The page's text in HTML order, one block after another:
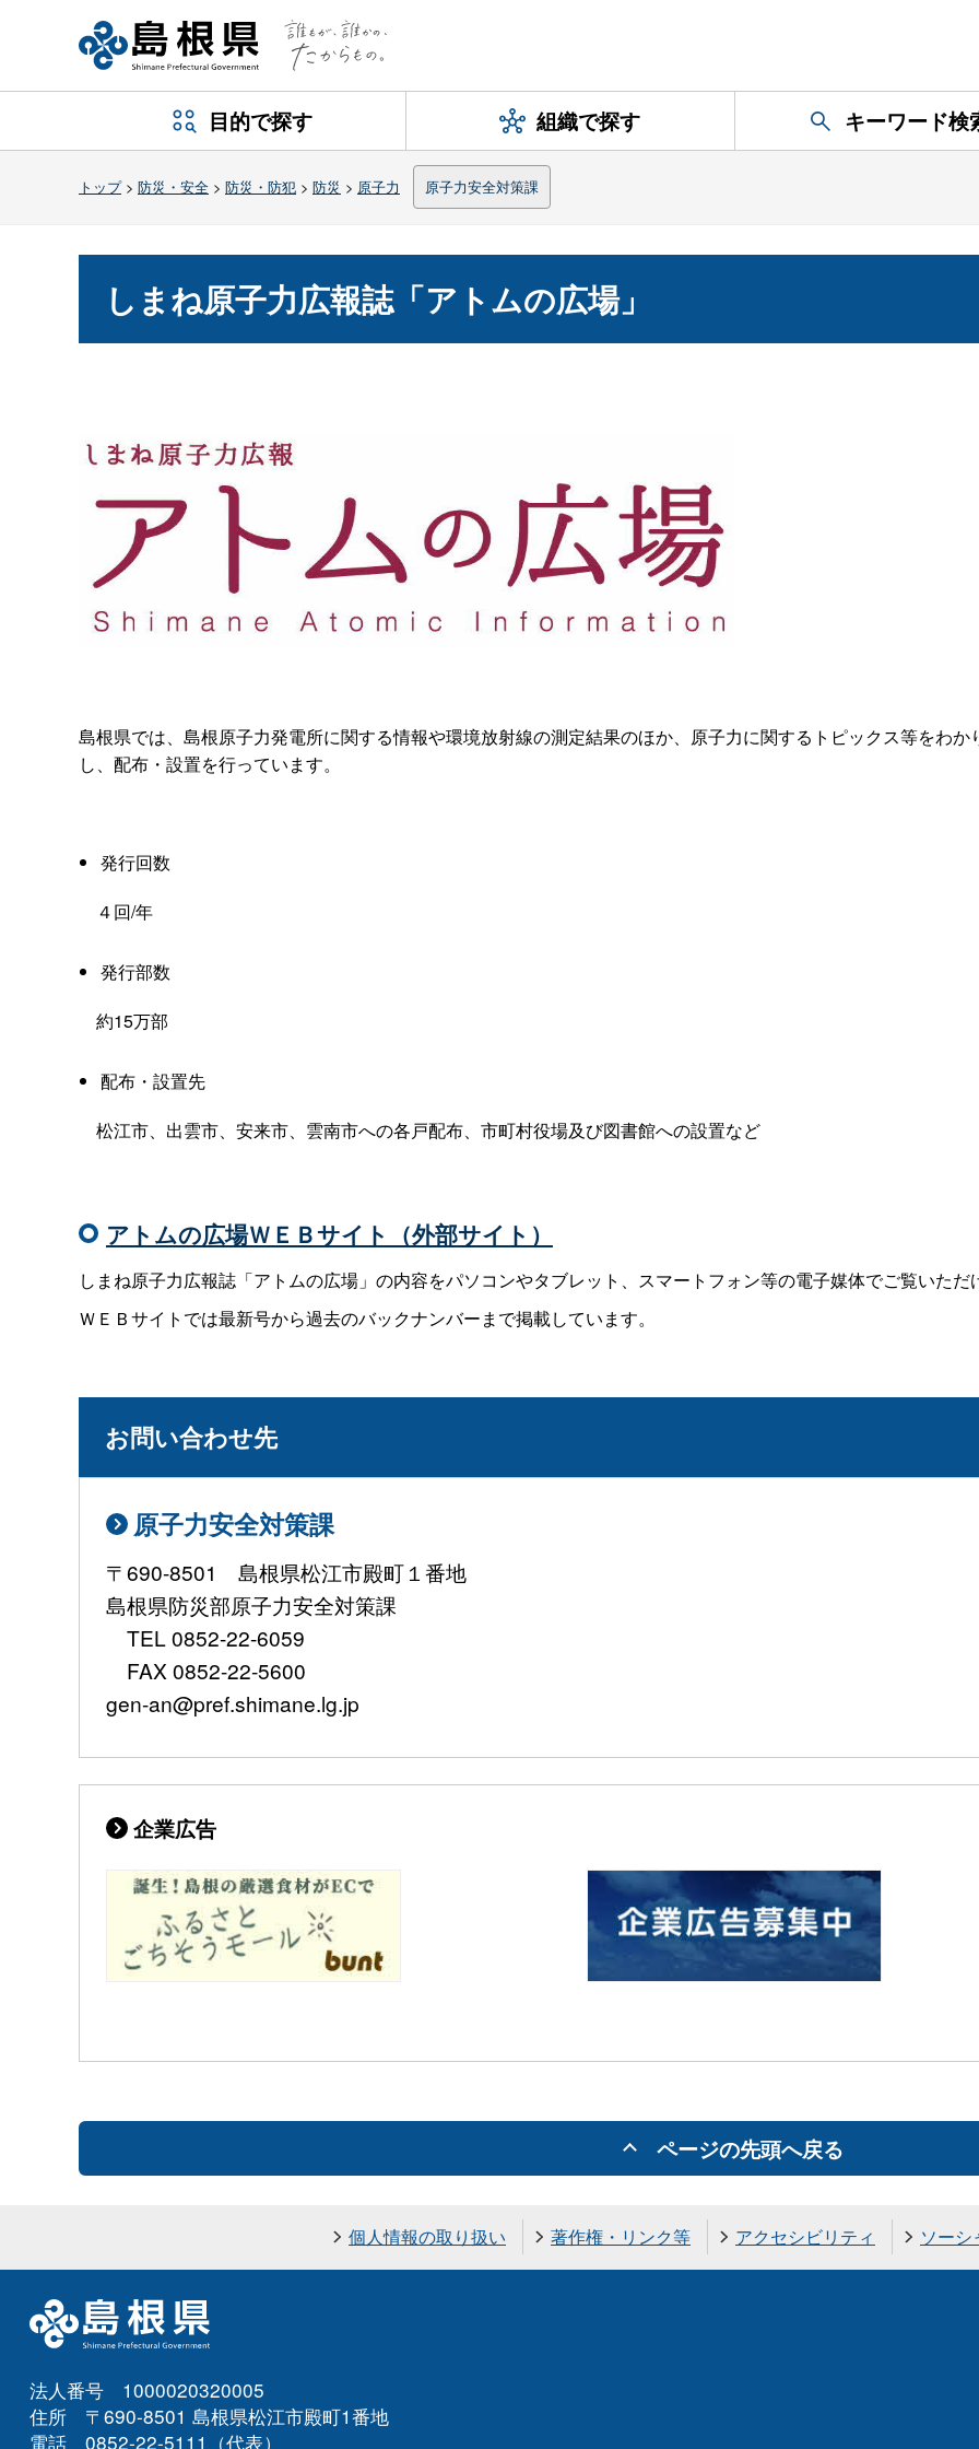
目的で探す 組織で探す キーワード検
トップ> 防災・安全 > 防災・防犯 > 防災 > 原子力 原子力安全対策課
しまね原子力広報誌「アトムの広場」
島根県では、島根原子力発電所に関する情報や環境放射線の測定結果のほか、原子力に関するトピックス等をわ
し、配布・設置を行っています。
発行回数
４回/年
発行部数
約15万部
配布・設置先
松江市、出雲市、安来市、雲南市への各戸配布、市町村役場及び図書館への設置など
アトムの広場ＷＥＢサイト（外部サイト）
しまね原子力広報誌「アトムの広場」の内容をパソコンやタブレット、スマートフォン等の電子媒体でご覧いただ
ＷＥＢサイトでは最新号から過去のバックナンバーまで掲載しています。
お問い合わせ先
原子力安全対策課
〒690-8501 島根県松江市殿町１番地
島根県防災部原子力安全対策課
TEL 0852-22-6059
FAX 0852-22-5600
gen-an@pref.shimane.lg.jp
企業広告
ページの先頭へ戻る
個人情報の取り扱い 著作権・リンク等 アクセシビリティ ソー
法人番号 1000020320005
住所 〒690-8501 島根県松江市殿町1番地
電話 0852-22-5111（代表）